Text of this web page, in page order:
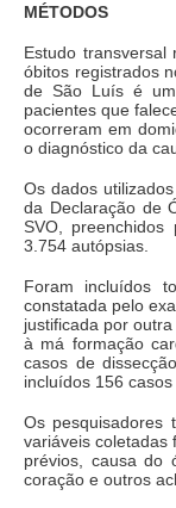
MÉTODOS
Estudo
óbitos registrados
de São Luís é
pacientes que
ocorreram em
o diagnóstico da
Os dados
da Declaração de
SVO,
3.754 autópsias.
Foram incluídos
constatada pelo
justificada por
à má formação
casos de
incluídos 156 casos
Os pesquisadores
variáveis coletadas
prévios, causa do
coração e outros